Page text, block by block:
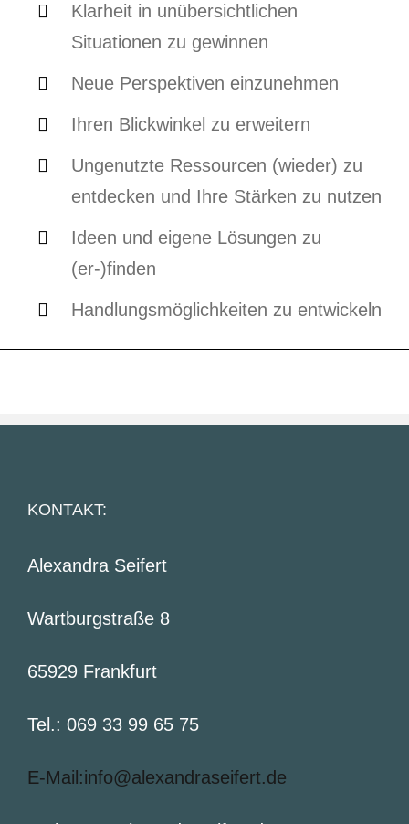
Klarheit in unübersichtlichen
Situationen zu gewinnen
Neue Perspektiven einzunehmen
Ihren Blickwinkel zu erweitern
Ungenutzte Ressourcen (wieder) zu
entdecken und Ihre Stärken zu nutzen
Ideen und eigene Lösungen zu
(er-)finden
Handlungsmöglichkeiten zu entwickeln
KONTAKT:
Alexandra Seifert
Wartburgstraße 8
65929 Frankfurt
Tel.: 069 33 99 65 75
E-Mail:info@alexandraseifert.de